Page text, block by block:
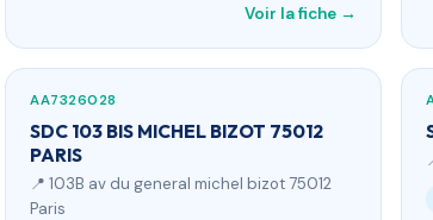
Voir la fiche →
AA7326028
SDC 103 BIS MICHEL BIZOT 75012
PARIS
📍 103B av du general michel bizot 75012
Paris